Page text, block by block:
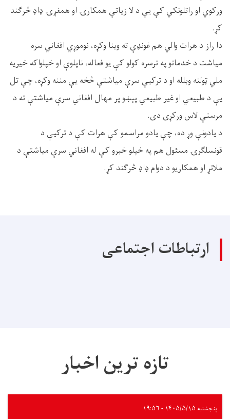
ورکوي او راتلونکي کې یې د لا زیاتې همکارۍ او همغږۍ ډاډ څرګند
کړ.
دا راز د هرات والي هم غونډې ته وینا وکړه، نوموړي افغاني سره
میاشت د خدماتو په ترسره کولو کې یو فعاله، ناپلوې او خپلواکه خیریه
ملي ټولنه وبلله او د ترکیې سرې میاشتې څخه یې مننه وکړه، چې تل
یې د طبیعي او غیر طبيعي پېښو پر مهال افغاني سرې میاشتې ته د
مرستې لاس ورکړی دی.
د یادونې وړ ده، چې یادو مراسمو کې هرات کې د ترکیې د
قونسلګرۍ مسئول هم په خپلو خبرو کې له افغاني سرې میاشتې د
ملاتړ او همکاريو د دوام ډاډ څرګند کړ.
ارتباطات اجتماعی
تازه ترین اخبار
پنجشنبه ۱۴۰۵/۵/۱۵ - ۱۹:۵۶